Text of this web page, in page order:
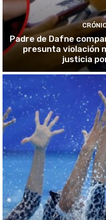
Padre de Dafne
presunta violación
justicia